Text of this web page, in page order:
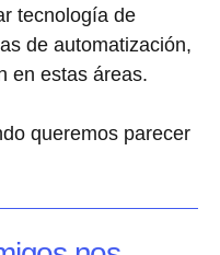
tecnología de
de automatización,
en estas áreas.
queremos parecer